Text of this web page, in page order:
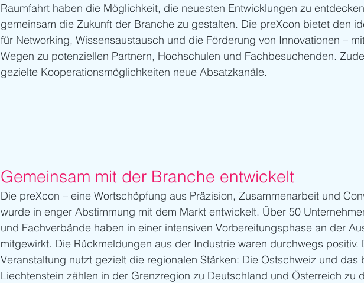
Raumfahrt haben die Möglichkeit, die neuesten Entwicklungen zu
gemeinsam die Zukunft der Branche zu gestalten. Die preXcon bietet den
für Networking, Wissensaustausch und die Förderung von Innovationen –
Wegen zu potenziellen Partnern, Hochschulen und Fachbesuchenden.
gezielte Kooperationsmöglichkeiten neue Absatzkanäle.
Gemeinsam mit der Branche entwickelt
Die preXcon – eine Wortschöpfung aus Präzision, Zusammenarbeit und
wurde in enger Abstimmung mit dem Markt entwickelt. Über 50
und Fachverbände haben in einer intensiven Vorbereitungsphase an der
mitgewirkt. Die Rückmeldungen aus der Industrie waren durchwegs positiv.
Veranstaltung nutzt gezielt die regionalen Stärken: Die Ostschweiz und das
Liechtenstein zählen in der Grenzregion zu Deutschland und Österreich zu